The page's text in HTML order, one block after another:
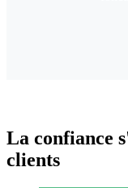
La confiance
clients